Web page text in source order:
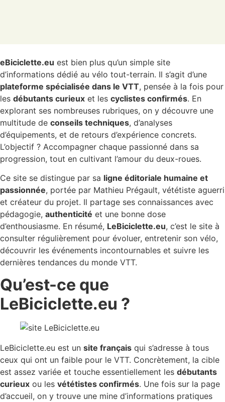
eBiciclette.eu est bien plus qu’un simple site
d’informations dédié au vélo tout-terrain. Il s’agit d’une
plateforme spécialisée dans le VTT, pensée à la fois pour
les débutants curieux et les cyclistes confirmés. En
explorant ses nombreuses rubriques, on y découvre une
multitude de conseils techniques, d’analyses
d’équipements, et de retours d’expérience concrets.
L’objectif ? Accompagner chaque passionné dans sa
progression, tout en cultivant l’amour du deux-roues.
Ce site se distingue par sa ligne éditoriale humaine et
passionnée, portée par Mathieu Prégault, vététiste aguerri
et créateur du projet. Il partage ses connaissances avec
pédagogie, authenticité et une bonne dose
d’enthousiasme. En résumé, LeBiciclette.eu, c’est le site à
consulter régulièrement pour évoluer, entretenir son vélo,
découvrir les événements incontournables et suivre les
dernières tendances du monde VTT.
Qu’est-ce que
LeBiciclette.eu ?
LeBiciclette.eu est un site français qui s’adresse à tous
ceux qui ont un faible pour le VTT. Concrètement, la cible
est assez variée et touche essentiellement les débutants
curieux ou les vététistes confirmés. Une fois sur la page
d’accueil, on y trouve une mine d’informations pratiques